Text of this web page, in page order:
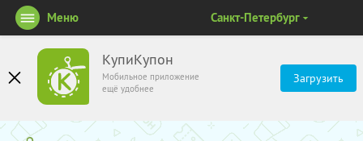
КупиКупон
Мобильное приложение
ещё удобнее
Загрузить
Меню Санкт-Петербург